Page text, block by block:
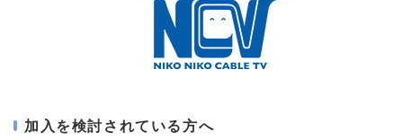
加入を検討されている方へ